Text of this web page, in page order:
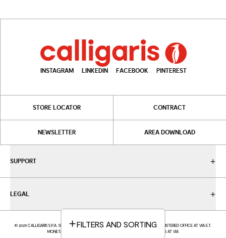
FILTERS AND SORTING
INSTAGRAM LINKEDIN FACEBOOK PINTEREST
STORE LOCATOR CONTRACT
NEWSLETTER AREA DOWNLOAD
SUPPORT
LEGAL
© 2025 CALLIGARIS S.P.A. SINGLE-MEMBER COMPANY - VAT NUMBER IT05617370969 - REGISTERED OFFICE AT VIA E.T.
MONETA, 40 - 20161 MILAN (MI) - ITALY; OPERATIONAL HEADQUARTERS AT VIA